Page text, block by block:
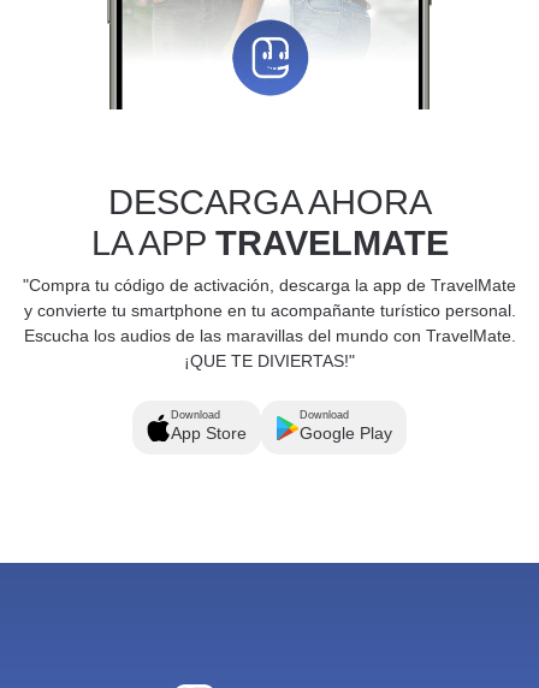
DESCARGA AHORA
LA APP TRAVELMATE
"Compra tu código de activación, descarga la app de TravelMate
y convierte tu smartphone en tu acompañante turístico personal.
Escucha los audios de las maravillas del mundo con TravelMate.
¡QUE TE DIVIERTAS!"
Download
App Store
Download
Google Play